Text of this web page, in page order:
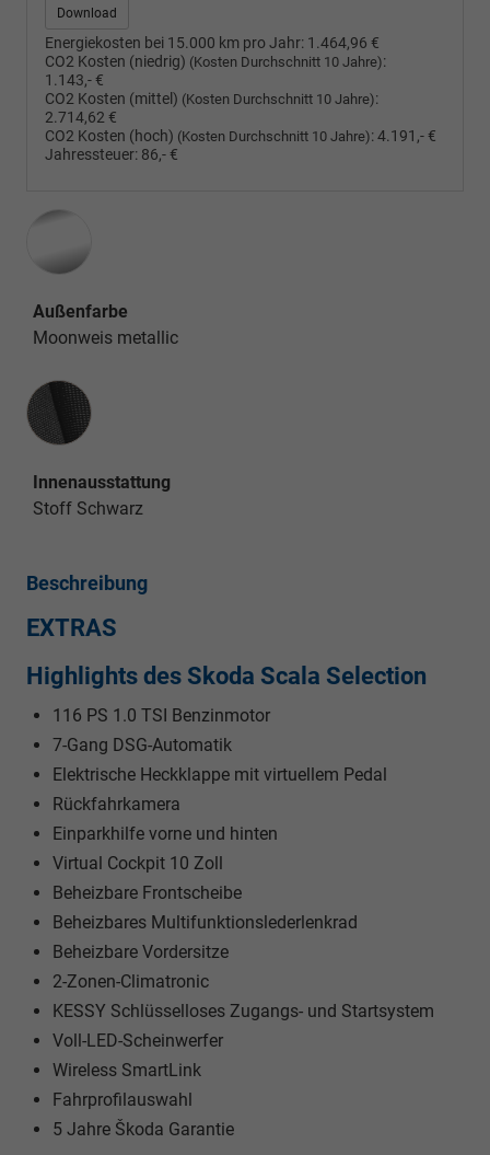
Download
Energiekosten bei 15.000 km pro Jahr: 1.464,96 €
CO2 Kosten (niedrig) (Kosten Durchschnitt 10 Jahre):
1.143,- €
CO2 Kosten (mittel) (Kosten Durchschnitt 10 Jahre):
2.714,62 €
CO2 Kosten (hoch) (Kosten Durchschnitt 10 Jahre):4.191,- €
Jahressteuer: 86,- €
Außenfarbe
Moonweis metallic
Innenausstattung
Innenausstattung
Stoff Schwarz
Beschreibung
EXTRAS
Highlights des Skoda Scala Selection
116 PS 1.0 TSI Benzinmotor
7-Gang DSG-Automatik
Elektrische Heckklappe mit virtuellem Pedal
Rückfahrkamera
Einparkhilfe vorne und hinten
Virtual Cockpit 10 Zoll
Beheizbare Frontscheibe
Beheizbares Multifunktionslederlenkrad
Beheizbare Vordersitze
2-Zonen-Climatronic
KESSY Schlüsselloses Zugangs- und Startsystem
Voll-LED-Scheinwerfer
Wireless SmartLink
Fahrprofilauswahl
5 Jahre Škoda Garantie